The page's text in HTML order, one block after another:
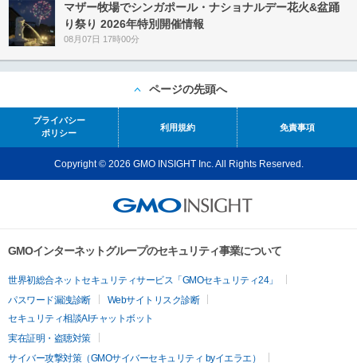
マザー牧場でシンガポール・ナショナルデー花火&盆踊
り祭り 2026年特別開催情報
08月07日 17時00分
ページの先頭へ
プライバシー
ポリシー
利用規約 免責事項
Copyright © 2026 GMO INSIGHT Inc. All Rights Reserved.
GMOインターネットグループのセキュリティ事業について
世界初総合ネットセキュリティサービス「GMOセキュリティ24」
パスワード漏洩診断
Webサイトリスク診断
セキュリティ相談AIチャットボット
実在証明・盗聴対策
サイバー攻撃対策（GMOサイバーセキュリティ byイエラエ）